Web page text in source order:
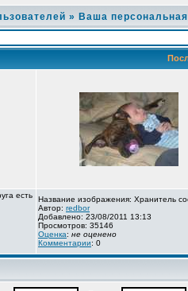
» Ваша
есть
Название изображения: Хранитель
Автор: redbor
Добавлено: 23/08/2011 13:13
Просмотров: 35146
Оценка: не оценено
Комментарии: 0